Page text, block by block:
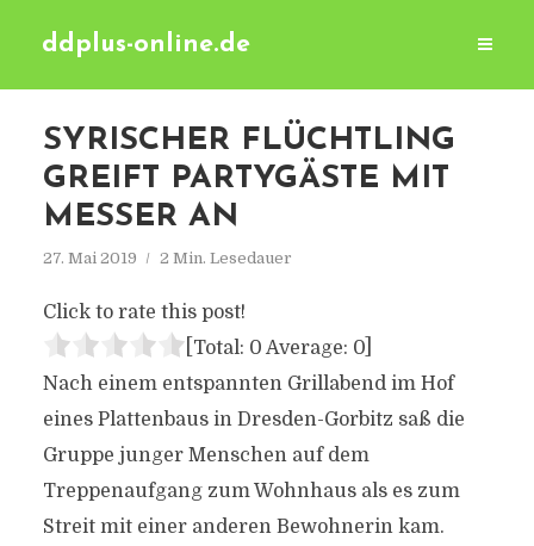
ddplus-online.de
SYRISCHER FLÜCHTLING
GREIFT PARTYGÄSTE MIT
MESSER AN
27. Mai 2019 2 Min. Lesedauer
Click to rate this post!
[Total: 0 Average: 0]
Nach einem entspannten Grillabend im Hof
eines Plattenbaus in Dresden-Gorbitz saß die
Gruppe junger Menschen auf dem
Treppenaufgang zum Wohnhaus als es zum
Streit mit einer anderen Bewohnerin kam.